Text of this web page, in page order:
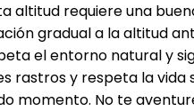
altitud requiere una
gradual a la altitud
el entorno natural y
rastros y respeta la vida
momento. No te